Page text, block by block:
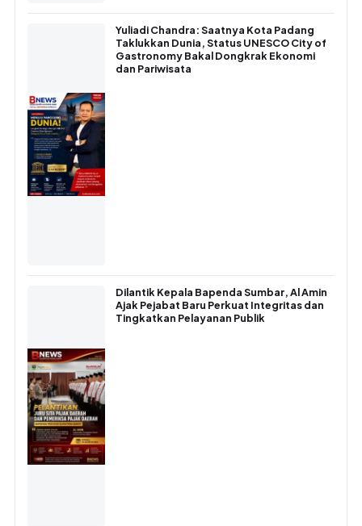
Yuliadi Chandra: Saatnya Kota Padang
Taklukkan Dunia, Status UNESCO City of
Gastronomy Bakal Dongkrak Ekonomi
dan Pariwisata
Dilantik Kepala Bapenda Sumbar, Al Amin
Ajak Pejabat Baru Perkuat Integritas dan
Tingkatkan Pelayanan Publik